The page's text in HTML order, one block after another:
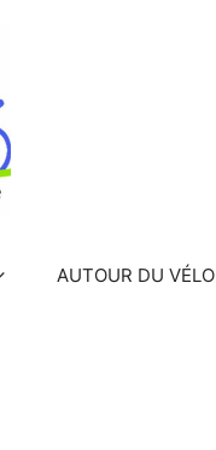
AUTOUR DU VÉLO